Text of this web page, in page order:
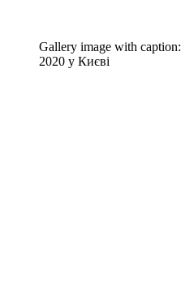
Gallery image with caption:
2020 у Києві